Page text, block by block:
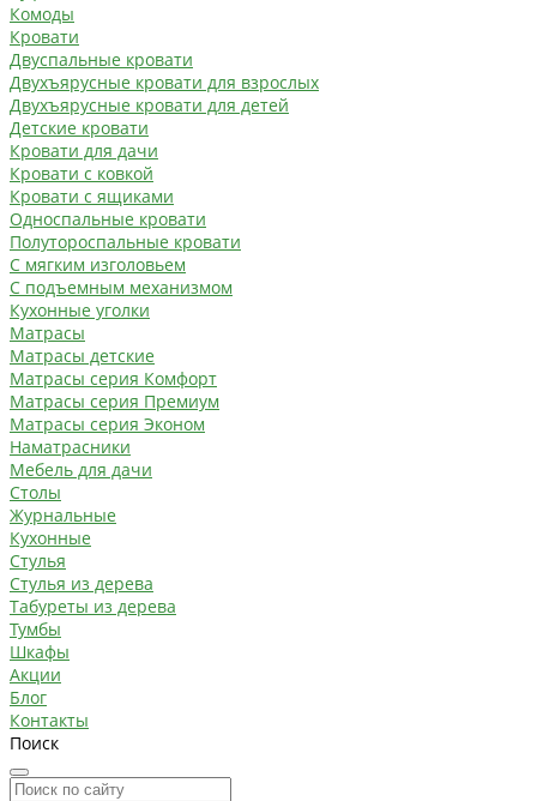
Комоды
Кровати
Двуспальные кровати
Двухъярусные кровати для взрослых
Двухъярусные кровати для детей
Детские кровати
Кровати для дачи
Кровати с ковкой
Кровати с ящиками
Односпальные кровати
Полутороспальные кровати
С мягким изголовьем
С подъемным механизмом
Кухонные уголки
Матрасы
Матрасы детские
Матрасы серия Комфорт
Матрасы серия Премиум
Матрасы серия Эконом
Наматрасники
Мебель для дачи
Столы
Журнальные
Кухонные
Стулья
Стулья из дерева
Табуреты из дерева
Тумбы
Шкафы
Акции
Блог
Контакты
Поиск